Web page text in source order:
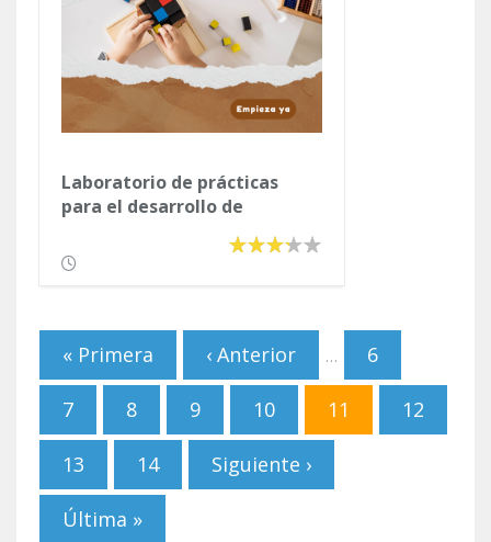
Laboratorio de prácticas
para el desarrollo de
habilidades cognitivas,
matemáticas y de
razonamiento verbal
Páginas
« Primera ‹ Anterior … 6
7 8 9 10 11 12
13 14 Siguiente ›
Última »